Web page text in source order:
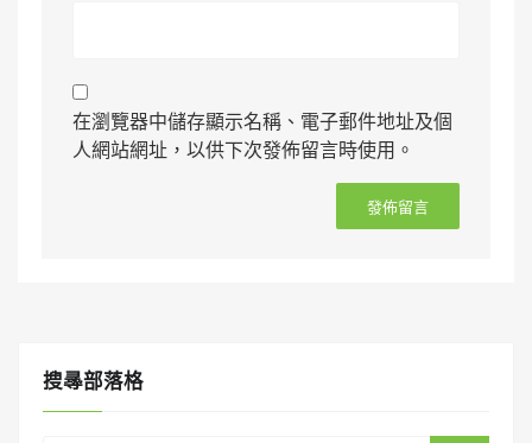
在瀏覽器中儲存顯示名稱、電子郵件地址及個
人網站網址，以供下次發佈留言時使用。
搜㝷部落格